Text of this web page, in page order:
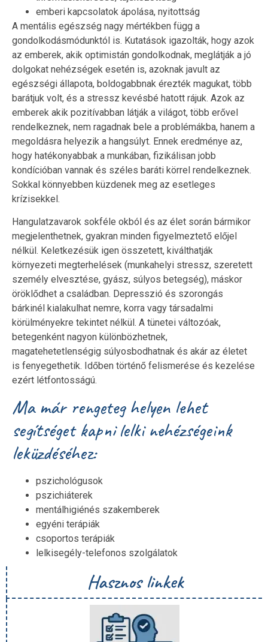
emberi kapcsolatok ápolása, nyitottság
A mentális egészség nagy mértékben függ a
gondolkodásmódunktól is. Kutatások igazolták, hogy azok
az emberek, akik optimistán gondolkodnak, meglátják a jó
dolgokat nehézségek esetén is, azoknak javult az
egészségi állapota, boldogabbnak érezték magukat, több
barátjuk volt, és a stressz kevésbé hatott rájuk. Azok az
emberek akik pozitívabban látják a világot, több erővel
rendelkeznek, nem ragadnak bele a problémákba, hanem a
megoldásra helyezik a hangsúlyt. Ennek eredménye az,
hogy hatékonyabbak a munkában, fizikálisan jobb
kondícióban vannak és széles baráti körrel rendelkeznek.
Sokkal könnyebben küzdenek meg az esetleges
krízisekkel.
Hangulatzavarok sokféle okból és az élet során bármikor
megjelenthetnek, gyakran minden figyelmeztető előjel
nélkül. Keletkezésük igen összetett, kiválthatják
környezeti megterhelések (munkahelyi stressz, szeretett
személy elvesztése, gyász, súlyos betegség), máskor
öröklődhet a családban. Depresszió és szorongás
bárkinél kialakulhat nemre, korra vagy társadalmi
körülményekre tekintet nélkül. A tünetei változóak,
betegenként nagyon különbözhetnek,
magatehetetlenségig súlyosbodhatnak és akár az életet
is fenyegethetik. Időben történő felismerése és kezelése
ezért létfontosságú.
Ma már rengeteg helyen lehet
segítséget kapni lelki nehézségeink
leküzdéséhez:
pszichológusok
pszichiáterek
mentálhigiénés szakemberek
egyéni terápiák
csoportos terápiák
lelkisegély-telefonos szolgálatok
Hasznos linkek